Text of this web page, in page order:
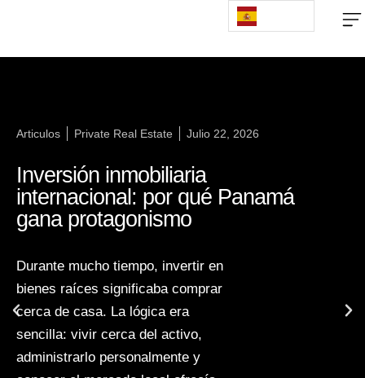
Articulos Private Real Estate Julio 22, 2026
Inversión inmobiliaria
internacional: por qué Panamá
gana protagonismo
Durante mucho tiempo, invertir en
bienes raíces significaba comprar
cerca de casa. La lógica era
sencilla: vivir cerca del activo,
administrarlo personalmente y